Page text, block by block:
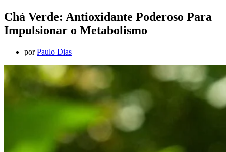
Chá Verde: Antioxidante Poderoso Para
Impulsionar o Metabolismo
porPaulo Dias